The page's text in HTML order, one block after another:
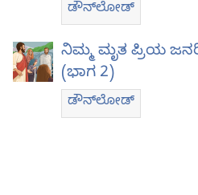
ಡೌನ್‌ಲೋಡ್‌
ನಿಮ್ಮ ಮೃತ ಪ್ರಿಯ
(ಭಾಗ 2)
ಡೌನ್‌ಲೋಡ್‌